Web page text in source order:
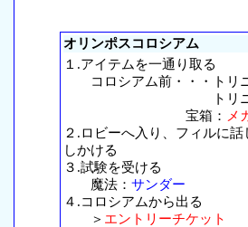
オリンポスコロシアム
１.アイテムを一通り取る
コロシアム前・・・トリ
トリニテ
宝箱：
メ
２.ロビーへ入り、フィルに
しかける
３.試験を受ける
魔法： サンダー
４.コロシアムから出る
＞ エントリーチケット